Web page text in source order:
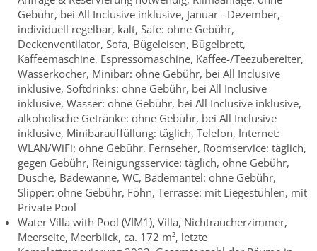
Gebühr, bei All Inclusive inklusive, Januar - Dezember,
individuell regelbar, kalt, Safe: ohne Gebühr,
Deckenventilator, Sofa, Bügeleisen, Bügelbrett,
Kaffeemaschine, Espressomaschine, Kaffee-/Teezubereiter,
Wasserkocher, Minibar: ohne Gebühr, bei All Inclusive
inklusive, Softdrinks: ohne Gebühr, bei All Inclusive
inklusive, Wasser: ohne Gebühr, bei All Inclusive inklusive,
alkoholische Getränke: ohne Gebühr, bei All Inclusive
inklusive, Minibarauffüllung: täglich, Telefon, Internet:
WLAN/WiFi: ohne Gebühr, Fernseher, Roomservice: täglich,
gegen Gebühr, Reinigungsservice: täglich, ohne Gebühr,
Dusche, Badewanne, WC, Bademantel: ohne Gebühr,
Slipper: ohne Gebühr, Föhn, Terrasse: mit Liegestühlen, mit
Private Pool
Water Villa with Pool (VIM1), Villa, Nichtraucherzimmer,
Meerseite, Meerblick, ca. 172 m², letzte